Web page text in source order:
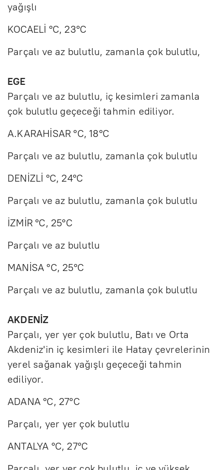
yağışlı
KOCAELİ °C, 23°C
Parçalı ve az bulutlu, zamanla çok bulutlu,
EGE
Parçalı ve az bulutlu, iç kesimleri zamanla
çok bulutlu geçeceği tahmin ediliyor.
A.KARAHİSAR °C, 18°C
Parçalı ve az bulutlu, zamanla çok bulutlu
DENİZLİ °C, 24°C
Parçalı ve az bulutlu, zamanla çok bulutlu
İZMİR °C, 25°C
Parçalı ve az bulutlu
MANİSA °C, 25°C
Parçalı ve az bulutlu, zamanla çok bulutlu
AKDENİZ
Parçalı, yer yer çok bulutlu, Batı ve Orta
Akdeniz'in iç kesimleri ile Hatay çevrelerinin
yerel sağanak yağışlı geçeceği tahmin
ediliyor.
ADANA °C, 27°C
Parçalı, yer yer çok bulutlu
ANTALYA °C, 27°C